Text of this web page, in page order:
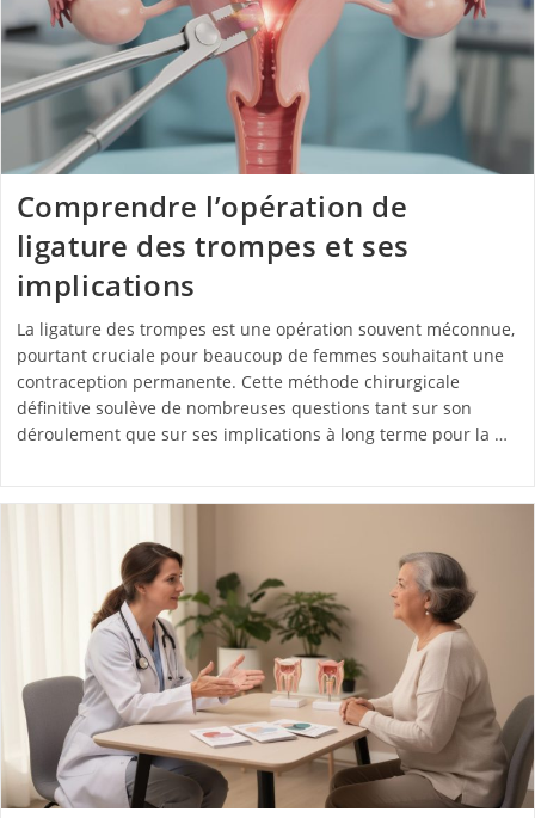
Comprendre l’opération de
ligature des trompes et ses
implications
La ligature des trompes est une opération souvent méconnue,
pourtant cruciale pour beaucoup de femmes souhaitant une
contraception permanente. Cette méthode chirurgicale
définitive soulève de nombreuses questions tant sur son
déroulement que sur ses implications à long terme pour la …